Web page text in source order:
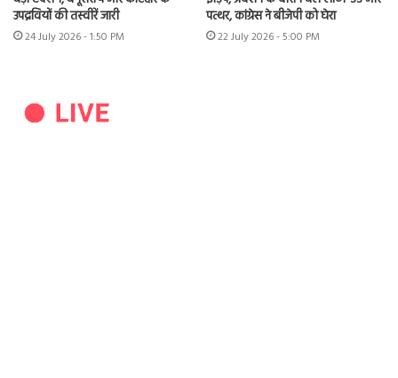
उपद्रवियों की तस्वीरें जारी
24 July 2026 - 1:50 PM
पत्थर, कांग्रेस ने बीजेपी को घेरा
22 July 2026 - 5:00 PM